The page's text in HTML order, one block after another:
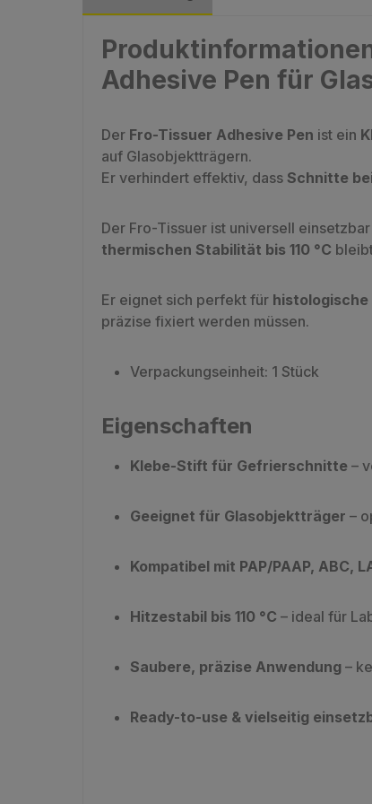
Adhesive Pen für
Der Fro-Tissuer Adhesive Pen ist ein
auf Glasobjektträgern.
Er verhindert effektiv, dass Schnitte
Der Fro-Tissuer ist universell
thermischen Stabilität bis 110 °C
Er eignet sich perfekt für histologische
präzise fixiert werden müssen.
Verpackungseinheit: 1 Stück
Eigenschaften
Klebe-Stift für Gefrierschnitte –
Geeignet für Glasobjektträger –
Kompatibel mit PAP/PAAP, ABC,
Hitzestabil bis 110 °C – ideal für
Saubere, präzise Anwendung –
Ready-to-use & vielseitig